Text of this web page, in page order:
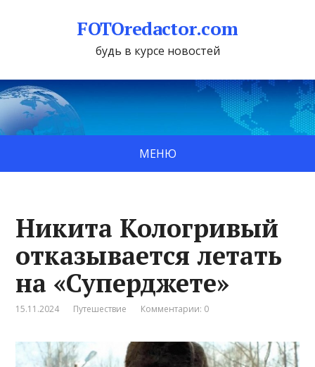
FOTOredactor.com
будь в курсе новостей
МЕНЮ
Никита Кологривый
отказывается летать
на «Суперджете»
15.11.2024 Путешествие Комментарии: 0